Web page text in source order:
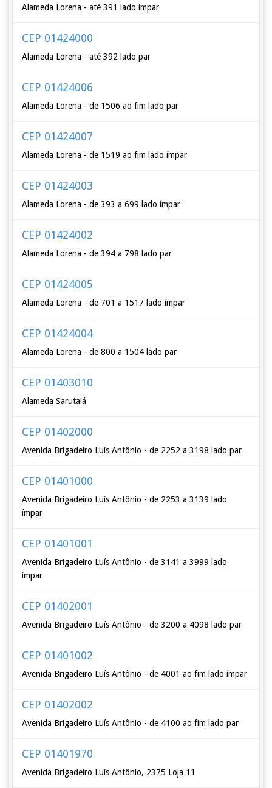
Alameda Lorena - até 391 lado ímpar
CEP 01424000
Alameda Lorena - até 392 lado par
CEP 01424006
Alameda Lorena - de 1506 ao fim lado par
CEP 01424007
Alameda Lorena - de 1519 ao fim lado ímpar
CEP 01424003
Alameda Lorena - de 393 a 699 lado ímpar
CEP 01424002
Alameda Lorena - de 394 a 798 lado par
CEP 01424005
Alameda Lorena - de 701 a 1517 lado ímpar
CEP 01424004
Alameda Lorena - de 800 a 1504 lado par
CEP 01403010
Alameda Sarutaiá
CEP 01402000
Avenida Brigadeiro Luís Antônio - de 2252 a 3198 lado par
CEP 01401000
Avenida Brigadeiro Luís Antônio - de 2253 a 3139 lado
ímpar
CEP 01401001
Avenida Brigadeiro Luís Antônio - de 3141 a 3999 lado
ímpar
CEP 01402001
Avenida Brigadeiro Luís Antônio - de 3200 a 4098 lado par
CEP 01401002
Avenida Brigadeiro Luís Antônio - de 4001 ao fim lado ímpar
CEP 01402002
Avenida Brigadeiro Luís Antônio - de 4100 ao fim lado par
CEP 01401970
Avenida Brigadeiro Luís Antônio, 2375 Loja 11